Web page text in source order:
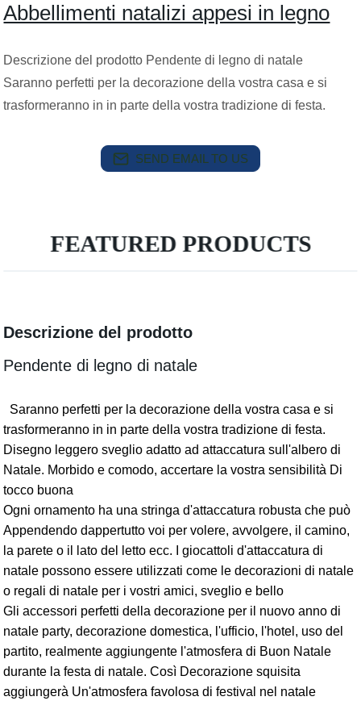
Abbellimenti natalizi appesi in legno
Descrizione del prodotto Pendente di legno di natale
Saranno perfetti per la decorazione della vostra casa e si
trasformeranno in in parte della vostra tradizione di festa.
SEND EMAIL TO US
FEATURED PRODUCTS
Descrizione del prodotto
Pendente di legno di natale
Saranno perfetti per la decorazione della vostra casa e si
trasformeranno in in parte della vostra tradizione di festa.
Disegno leggero sveglio adatto ad attaccatura sull'albero di
Natale. Morbido e comodo, accertare la vostra sensibilità Di
tocco buona
Ogni ornamento ha una stringa d'attaccatura robusta che può
Appendendo dappertutto voi per volere, avvolgere, il camino,
la parete o il lato del letto ecc. I giocattoli d'attaccatura di
natale possono essere utilizzati come le decorazioni di natale
o regali di natale per i vostri amici, sveglio e bello
Gli accessori perfetti della decorazione per il nuovo anno di
natale party, decorazione domestica, l'ufficio, l'hotel, uso del
partito, realmente aggiungente l'atmosfera di Buon Natale
durante la festa di natale. Così Decorazione squisita
aggiungerà Un'atmosfera favolosa di festival nel natale